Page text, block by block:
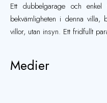
Ett dubbelgarage och
bekvämligheten i denna
villor, utan insyn. Ett fridfullt
Medier